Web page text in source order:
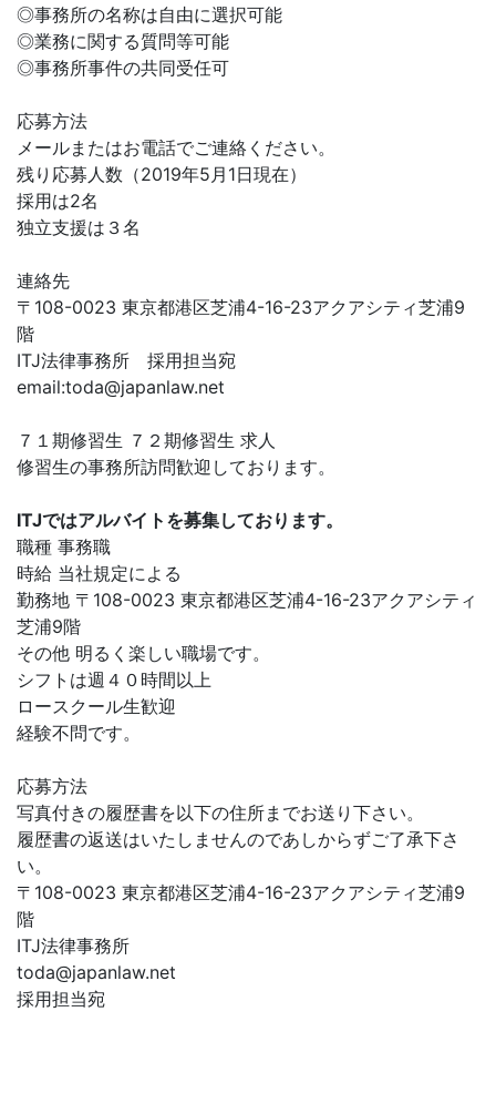
◎事務所の名称は自由に選択可能
◎業務に関する質問等可能
◎事務所事件の共同受任可
応募方法
メールまたはお電話でご連絡ください。
残り応募人数（2019年5月1日現在）
採用は2名
独立支援は３名
連絡先
〒108-0023 東京都港区芝浦4-16-23アクアシティ芝浦9
階
ITJ法律事務所 採用担当宛
email:toda@japanlaw.net
７１期修習生 ７２期修習生 求人
修習生の事務所訪問歓迎しております。
ITJではアルバイトを募集しております。
職種 事務職
時給 当社規定による
勤務地 〒108-0023 東京都港区芝浦4-16-23アクアシティ
芝浦9階
その他 明るく楽しい職場です。
シフトは週４０時間以上
ロースクール生歓迎
経験不問です。
応募方法
写真付きの履歴書を以下の住所までお送り下さい。
履歴書の返送はいたしませんのであしからずご了承下さ
い。
〒108-0023 東京都港区芝浦4-16-23アクアシティ芝浦9
階
ITJ法律事務所
toda@japanlaw.net
採用担当宛